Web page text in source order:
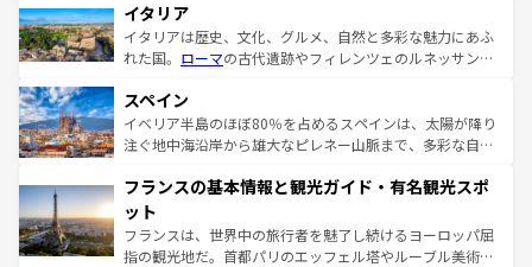
イタリア
イタリアは歴史、文化、グルメ、自然と多彩な魅力にあふ
れた国。 ローマの古代遺跡やフィレンツェのルネッサンス
ろん、トスカーナの美しい田園風景やアマルフィ海岸の絶
景など、自然景観も見逃せない。観光の合間には、本場の
ピザやパスタなど、絶品のイタリア料理を堪能することも
ませてくれるイタリアで、忘れられない旅をしてみよう！
なお、新着のイタリア情報は
しい。
スペイン
イベリア半島のほぼ80％を占めるスペインは、太陽が降り
注ぐ地中海沿岸から雄大なピレネー山脈まで、多彩な自然
文化が根付くこの国では、情熱的なフラメンコ、熱気あふ
れる闘牛、そして美味しいタパスが生活の一部となってい
る。首都マドリードの洗練された雰囲気や、バルセロナの
アートに溢れた街角から、地方では古代ローマ遺跡や中世
フランスの基本情報と観光ガイド・有名観光スポ
ット
フランスは、世界中の旅行者を魅了し続けるヨーロッパ屈
指の観光地だ。首都パリのエッフェル塔やルーブル美術館